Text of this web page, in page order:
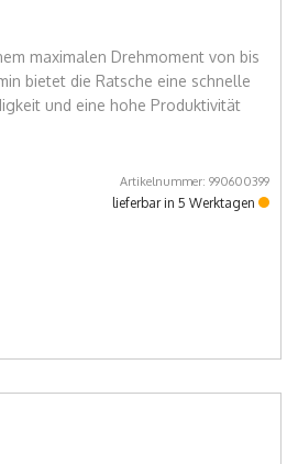
maximalen Drehmoment von bis
bietet die Ratsche eine schnelle
und eine hohe Produktivität
Artikelnummer: 990600399
lieferbar in 5 Werktagen